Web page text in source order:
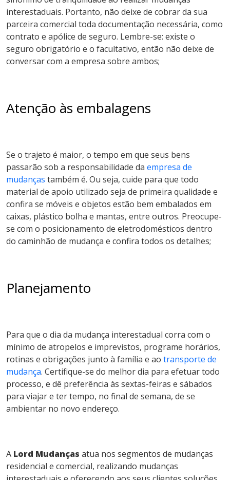
interestaduais. Portanto, não deixe de cobrar da sua
parceira comercial toda documentação necessária, como
contrato e apólice de seguro. Lembre-se: existe o
seguro obrigatório e o facultativo, então não deixe de
conversar com a empresa sobre ambos;
Atenção às embalagens
Se o trajeto é maior, o tempo em que seus bens
passarão sob a responsabilidade da empresa de
mudanças também é. Ou seja, cuide para que todo
material de apoio utilizado seja de primeira qualidade e
confira se móveis e objetos estão bem embalados em
caixas, plástico bolha e mantas, entre outros. Preocupe-
se com o posicionamento de eletrodomésticos dentro
do caminhão de mudança e confira todos os detalhes;
Planejamento
Para que o dia da mudança interestadual corra com o
mínimo de atropelos e imprevistos, programe horários,
rotinas e obrigações junto à família e ao transporte de
mudança. Certifique-se do melhor dia para efetuar todo
processo, e dê preferência às sextas-feiras e sábados
para viajar e ter tempo, no final de semana, de se
ambientar no novo endereço.
A Lord Mudanças atua nos segmentos de mudanças
residencial e comercial, realizando mudanças